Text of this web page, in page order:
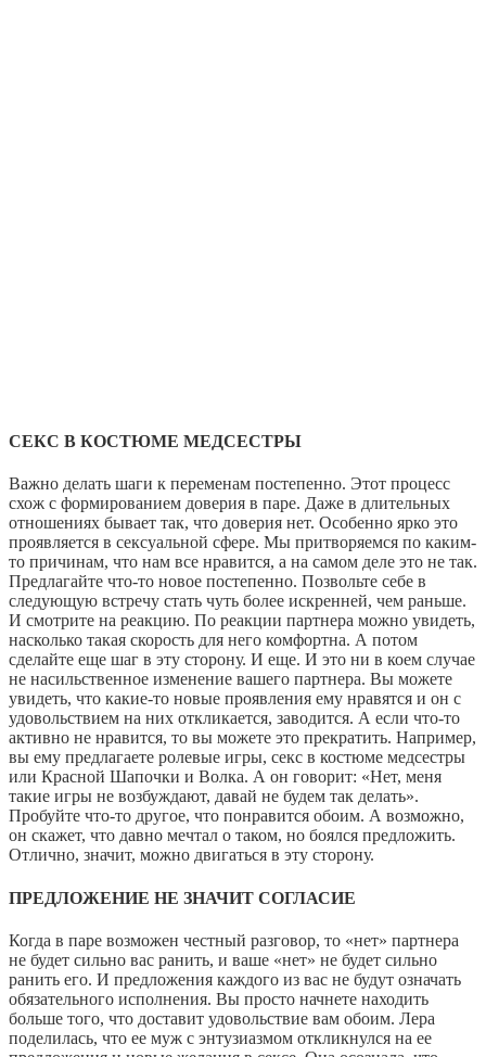
СЕКС В КОСТЮМЕ МЕДСЕСТРЫ
Важно делать шаги к переменам постепенно. Этот процесс
схож с формированием доверия в паре. Даже в длительных
отношениях бывает так, что доверия нет. Особенно ярко это
проявляется в сексуальной сфере. Мы притворяемся по каким-
то причинам, что нам все нравится, а на самом деле это не так.
Предлагайте что-то новое постепенно. Позвольте себе в
следующую встречу стать чуть более искренней, чем раньше.
И смотрите на реакцию. По реакции партнера можно увидеть,
насколько такая скорость для него комфортна. А потом
сделайте еще шаг в эту сторону. И еще. И это ни в коем случае
не насильственное изменение вашего партнера. Вы можете
увидеть, что какие-то новые проявления ему нравятся и он с
удовольствием на них откликается, заводится. А если что-то
активно не нравится, то вы можете это прекратить. Например,
вы ему предлагаете ролевые игры, секс в костюме медсестры
или Красной Шапочки и Волка. А он говорит: «Нет, меня
такие игры не возбуждают, давай не будем так делать».
Пробуйте что-то другое, что понравится обоим. А возможно,
он скажет, что давно мечтал о таком, но боялся предложить.
Отлично, значит, можно двигаться в эту сторону.
ПРЕДЛОЖЕНИЕ НЕ ЗНАЧИТ СОГЛАСИЕ
Когда в паре возможен честный разговор, то «нет» партнера
не будет сильно вас ранить, и ваше «нет» не будет сильно
ранить его. И предложения каждого из вас не будут означать
обязательного исполнения. Вы просто начнете находить
больше того, что доставит удовольствие вам обоим. Лера
поделилась, что ее муж с энтузиазмом откликнулся на ее